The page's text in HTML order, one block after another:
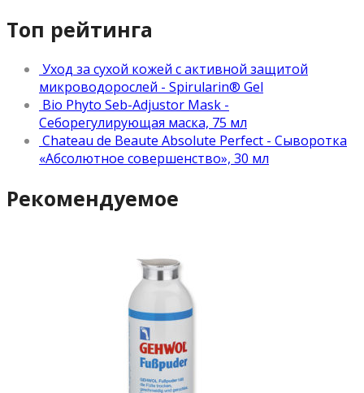
Топ рейтинга
Уход за сухой кожей с активной защитой
микроводорослей - Spirularin® Gel
Bio Phyto Seb-Adjustor Mask -
Себорегулирующая маска, 75 мл
Chateau de Beaute Absolute Perfect - Сыворотка
«Абсолютное совершенство», 30 мл
Рекомендуемое